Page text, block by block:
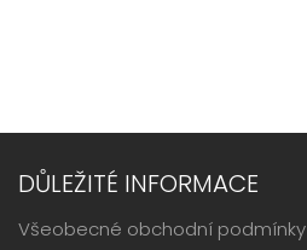
DŮLEŽITÉ INFORMACE
Všeobecné obchodní podmínky